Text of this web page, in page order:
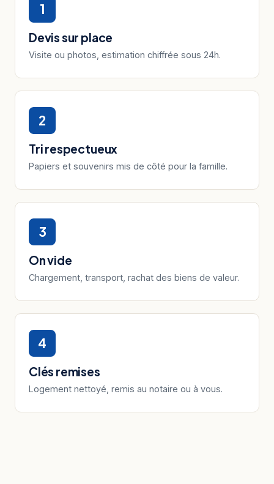
1
Devis sur place
Visite ou photos, estimation chiffrée sous 24h.
2
Tri respectueux
Papiers et souvenirs mis de côté pour la famille.
3
On vide
Chargement, transport, rachat des biens de valeur.
4
Clés remises
Logement nettoyé, remis au notaire ou à vous.